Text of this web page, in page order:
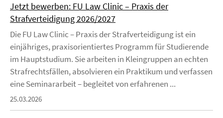
Jetzt bewerben: FU Law Clinic – Praxis der
Strafverteidigung 2026/2027
Die FU Law Clinic – Praxis der Strafverteidigung ist ein
einjähriges, praxisorientiertes Programm für Studierende
im Hauptstudium. Sie arbeiten in Kleingruppen an echten
Strafrechtsfällen, absolvieren ein Praktikum und verfassen
eine Seminararbeit – begleitet von erfahrenen ...
25.03.2026